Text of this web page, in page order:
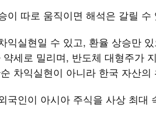
이 따로 움직이면 해석은 갈릴 수
익실현일 수 있고, 환율 상승만
세로 밀리며, 반도체 대형주가
차익실현이 아니라 한국 자산
국인이 아시아 주식을 사상 최